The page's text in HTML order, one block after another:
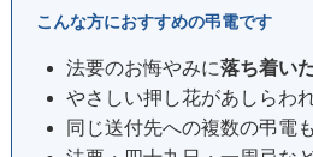
こんな方におすすめの弔電です
法要のお悔やみに落ち着い
やさしい押し花があしらわ
同じ送付先への複数の弔電も